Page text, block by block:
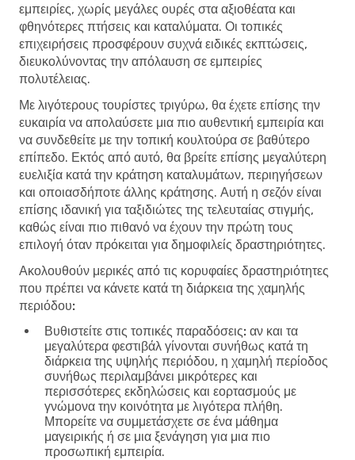
εμπειρίες, χωρίς μεγάλες ουρές στα αξιοθέατα και
φθηνότερες πτήσεις και καταλύματα. Οι τοπικές
επιχειρήσεις προσφέρουν συχνά ειδικές εκπτώσεις,
διευκολύνοντας την απόλαυση σε εμπειρίες
πολυτέλειας.
Με λιγότερους τουρίστες τριγύρω, θα έχετε επίσης την
ευκαιρία να απολαύσετε μια πιο αυθεντική εμπειρία και
να συνδεθείτε με την τοπική κουλτούρα σε βαθύτερο
επίπεδο. Εκτός από αυτό, θα βρείτε επίσης μεγαλύτερη
ευελιξία κατά την κράτηση καταλυμάτων, περιηγήσεων
και οποιασδήποτε άλλης κράτησης. Αυτή η σεζόν είναι
επίσης ιδανική για ταξιδιώτες της τελευταίας στιγμής,
καθώς είναι πιο πιθανό να έχουν την πρώτη τους
επιλογή όταν πρόκειται για δημοφιλείς δραστηριότητες.
Ακολουθούν μερικές από τις κορυφαίες δραστηριότητες
που πρέπει να κάνετε κατά τη διάρκεια της χαμηλής
περιόδου:
Βυθιστείτε στις τοπικές παραδόσεις: αν και τα
μεγαλύτερα φεστιβάλ γίνονται συνήθως κατά τη
διάρκεια της υψηλής περιόδου, η χαμηλή περίοδος
συνήθως περιλαμβάνει μικρότερες και
περισσότερες εκδηλώσεις και εορτασμούς με
γνώμονα την κοινότητα με λιγότερα πλήθη.
Μπορείτε να συμμετάσχετε σε ένα μάθημα
μαγειρικής ή σε μια ξενάγηση για μια πιο
προσωπική εμπειρία.